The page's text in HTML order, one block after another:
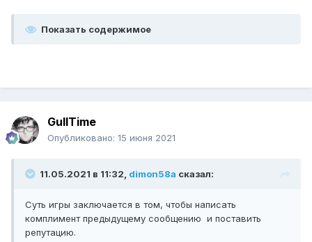
Показать содержимое
GullTime
Опубликовано: 15 июня 2021
11.05.2021 в 11:32, dimon58a сказал:
Суть игры заключается в том, чтобы написать
комплимент предыдущему сообщению и поставить
репутацию.